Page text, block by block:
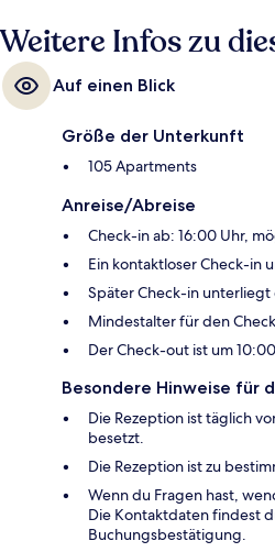
Weitere Infos zu
Auf einen Blick
Größe der Unterkunft
105 Apartments
Anreise/Abreise
Check-in ab: 16:00 Uhr,
Ein kontaktloser Check-in
Später Check-in
Mindestalter für den
Der Check-out ist um
Besondere Hinweise für
Die Rezeption ist täglich
besetzt.
Die Rezeption ist zu
Wenn du Fragen hast,
Die Kontaktdaten findest
Buchungsbestätigung.